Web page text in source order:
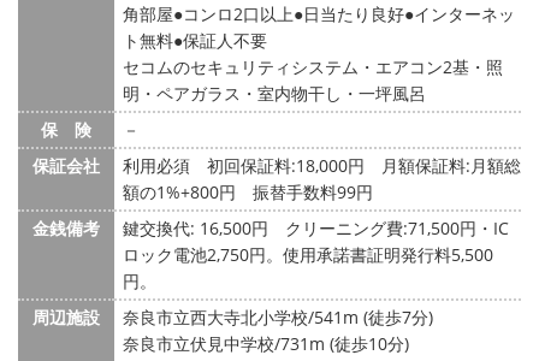
角部屋 コンロ2口以上 日当たり良好 インターネッ
ト無料 保証人不要
セコムのセキュリティシステム・エアコン2基・照
明・ペアガラス・室内物干し・一坪風呂
保 険
－
保証会社
利用必須 初回保証料:18,000円 月額保証料:月額総
額の1%+800円 振替手数料99円
金銭備考
鍵交換代: 16,500円
クリーニング費:71,500円・IC
ロック電池2,750円。使用承諾書証明発行料5,500
円。
周辺施設
奈良市立西大寺北小学校/541m (徒歩7分)
奈良市立伏見中学校/731m (徒歩10分)